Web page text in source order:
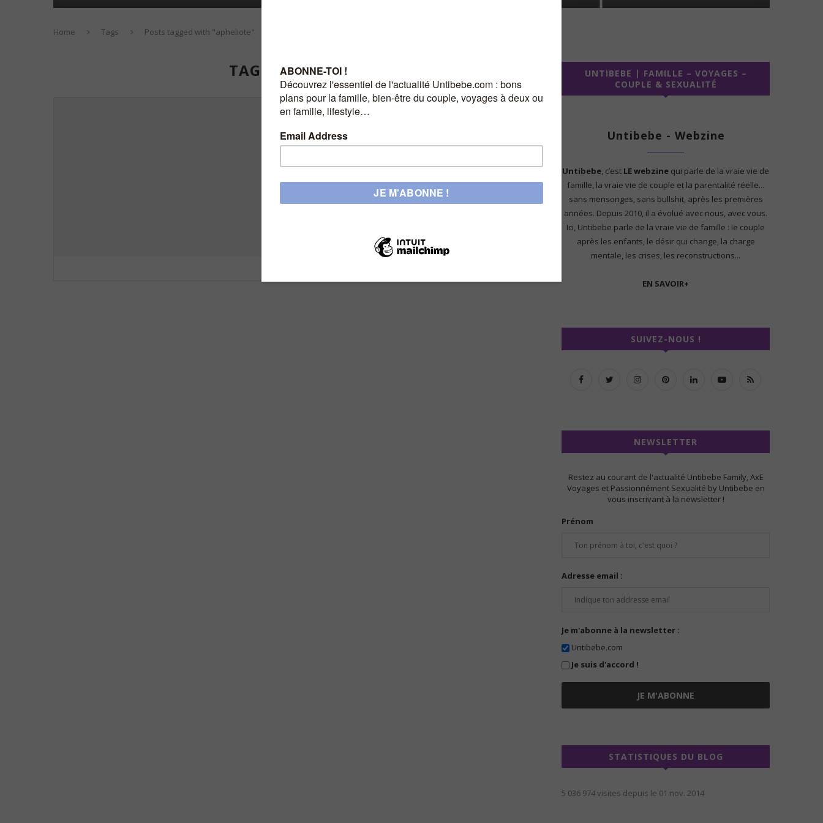
Home Tags Posts tagged with "apheliote"
TAG: APHELIOTE
A la chasse aux marrons
byEve 2 octobre 2017
C’était un samedi matin et j’avais décidé d’aller faire
UNTIBEBE | FAMILLE – VOYAGES –
COUPLE & SEXUALITÉ
Untibebe - Webzine
Untibebe, c’est LE webzine qui parle de la vraie vie de
famille, la vraie vie de couple et la parentalité réelle...
sans mensonges, sans bullshit, après les premières
années. Depuis 2010, il a évolué avec nous, avec vous.
Ici, Untibebe parle de la vraie vie de famille : le couple
après les enfants, le désir qui change, la charge
mentale, les crises, les reconstructions...
EN SAVOIR+
SUIVEZ-NOUS !
NEWSLETTER
Restez au courant de l'actualité Untibebe Family, AxE
Voyages et Passionnément Sexualité by Untibebe en
vous inscrivant à la newsletter !
Prénom
Adresse email :
Je m'abonne à la newsletter :
Untibebe.com
Je suis d'accord !
STATISTIQUES DU BLOG
5 036 974 visites depuis le 01 nov. 2014